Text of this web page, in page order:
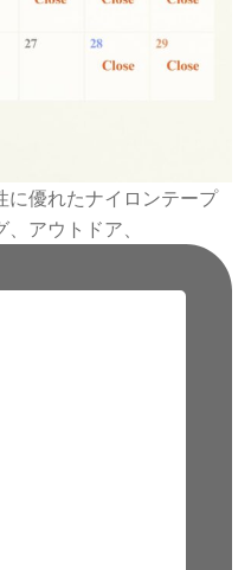
優れたナイロンテープ
アウトドア、